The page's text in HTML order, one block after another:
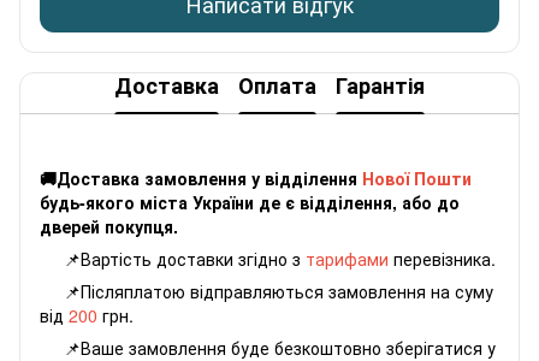
Доставка Оплата Гарантія
🚚Доставка замовлення у відділення Нової Пошти
будь-якого міста України де є відділення, або до
дверей покупця.
📌Вартість доставки згідно з тарифами перевізника.
📌Післяплатою відправляються замовлення на суму
від 200 грн.
📌Ваше замовлення буде безкоштовно зберігатися у